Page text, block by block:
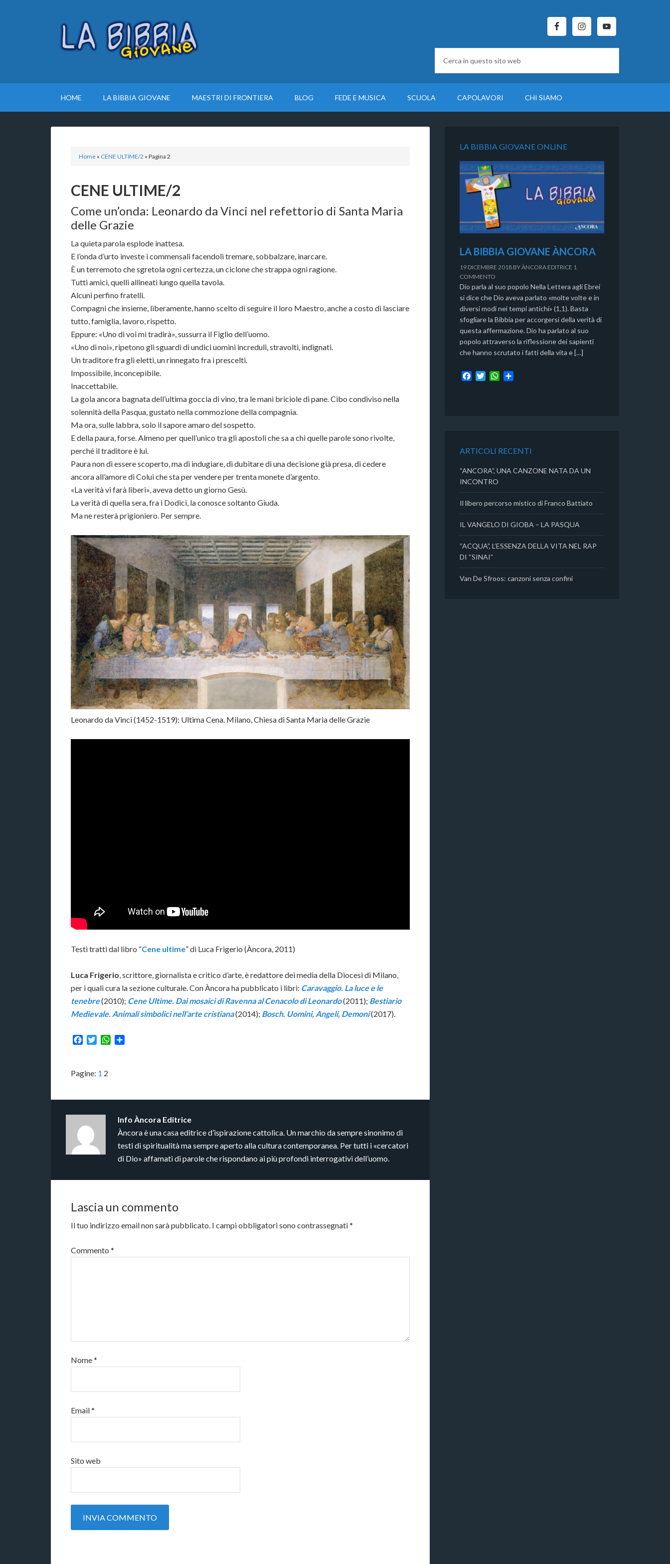
HOME LA BIBBIA GIOVANE MAESTRI DI FRONTIERA BLOG FEDE E MUSICA SCUOLA CAPOLAVORI CHI SIAMO
Home » CENE ULTIME/2 » Pagina 2
CENE ULTIME/2
Come un’onda: Leonardo da Vinci nel refettorio di Santa Maria
delle Grazie
La quieta parola esplode inattesa.
E l’onda d’urto investe i commensali facendoli tremare, sobbalzare, inarcare.
È un terremoto che sgretola ogni certezza, un ciclone che strappa ogni ragione.
Tutti amici, quelli allineati lungo quella tavola.
Alcuni perfino fratelli.
Compagni che insieme, liberamente, hanno scelto di seguire il loro Maestro, anche a costo di lasciare
tutto, famiglia, lavoro, rispetto.
Eppure: «Uno di voi mi tradirà», sussurra il Figlio dell’uomo.
«Uno di noi», ripetono gli sguardi di undici uomini increduli, stravolti, indignati.
Un traditore fra gli eletti, un rinnegato fra i prescelti.
Impossibile, inconcepibile.
Inaccettabile.
La gola ancora bagnata dell’ultima goccia di vino, tra le mani briciole di pane. Cibo condiviso nella
solennità della Pasqua, gustato nella commozione della compagnia.
Ma ora, sulle labbra, solo il sapore amaro del sospetto.
E della paura, forse. Almeno per quell’unico tra gli apostoli che sa a chi quelle parole sono rivolte,
perché il traditore è lui.
Paura non di essere scoperto, ma di indugiare, di dubitare di una decisione già presa, di cedere
ancora all’amore di Colui che sta per vendere per trenta monete d’argento.
«La verità vi farà liberi», aveva detto un giorno Gesù.
La verità di quella sera, fra i Dodici, la conosce soltanto Giuda.
Ma ne resterà prigioniero. Per sempre.
Leonardo da Vinci (1452-1519): Ultima Cena. Milano, Chiesa di Santa Maria delle Grazie
Testi tratti dal libro “Cene ultime” di Luca Frigerio (Àncora, 2011)
Luca Frigerio , scrittore, giornalista e critico d’arte, è redattore dei media della Diocesi di Milano,
per i quali cura la sezione culturale. Con Àncora ha pubblicato i libri: Caravaggio. La luce e le
tenebre(2010); Cene Ultime. Dai mosaici di Ravenna al Cenacolo di Leonardo(2011); Bestiario
Medievale. Animali simbolici nell’arte cristiana(2014); Bosch. Uomini, Angeli, Demoni(2017).
Facebook
TwitterWhatsApp
Pagine: 1 2
Info Àncora Editrice
Àncora è una casa editrice d’ispirazione cattolica. Un marchio da sempre sinonimo di
testi di spiritualità ma sempre aperto alla cultura contemporanea. Per tutti i «cercatori
di Dio» affamati di parole che rispondano ai più profondi interrogativi dell’uomo.
Lascia un commento
Il tuo indirizzo email non sarà pubblicato. I campi obbligatori sono contrassegnati*
Commento *
Nome*
Email*
Sito web
LA BIBBIA GIOVANE ONLINE
LA BIBBIA GIOVANE ÀNCORA
19 DICEMBRE 2018 BYÀNCORA EDITRICE 1
COMMENTO
Dio parla al suo popolo Nella Lettera agli Ebrei
si dice che Dio aveva parlato «molte volte e in
diversi modi nei tempi antichi» (1,1). Basta
sfogliare la Bibbia per accorgersi della verità di
questa affermazione. Dio ha parlato al suo
popolo attraverso la riflessione dei sapienti
che hanno scrutato i fatti della vita e […]
W
i
ARTICOLI RECENTI
“ANCORA”, UNA CANZONE NATA DA UN
INCONTRO
Il libero percorso mistico di Franco Battiato
IL VANGELO DI GIOBA – LA PASQUA
“ACQUA”, L’ESSENZA DELLA VITA NEL RAP
DI “SINAI”
Van De Sfroos: canzoni senza confini